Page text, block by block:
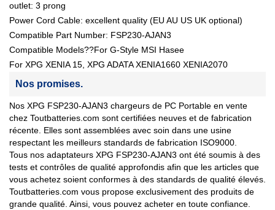
outlet: 3 prong
Power Cord Cable: excellent quality (EU AU US UK optional)
Compatible Part Number: FSP230-AJAN3
Compatible Models??For G-Style MSI Hasee
For XPG XENIA 15, XPG ADATA XENIA1660 XENIA2070
Nos promises.
Nos XPG FSP230-AJAN3 chargeurs de PC Portable en vente
chez Toutbatteries.com sont certifiées neuves et de fabrication
récente. Elles sont assemblées avec soin dans une usine
respectant les meilleurs standards de fabrication ISO9000.
Tous nos adaptateurs XPG FSP230-AJAN3 ont été soumis à des
tests et contrôles de qualité approfondis afin que les articles que
vous achetez soient conformes à des standards de qualité élevés.
Toutbatteries.com vous propose exclusivement des produits de
grande qualité. Ainsi, vous pouvez acheter en toute confiance.